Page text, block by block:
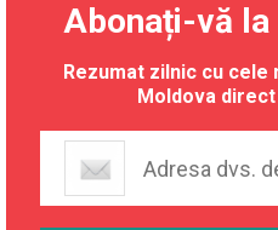
Abonați-vă la
Rezumat zilnic cu
Moldova